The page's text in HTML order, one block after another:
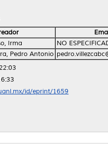
Irma
NO
Pedro Antonio
id/eprint/1659